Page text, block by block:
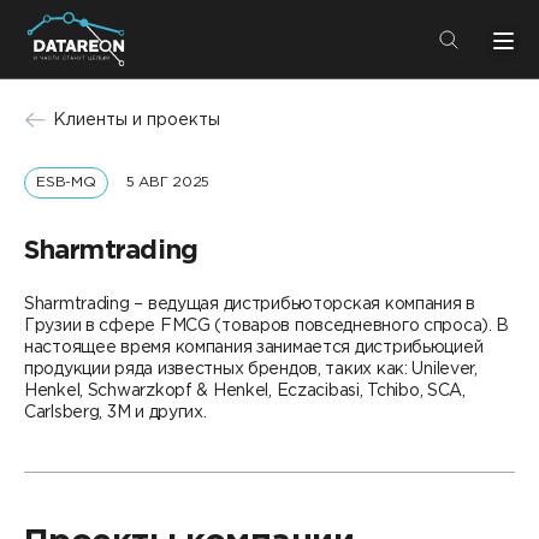
+7 (495) 280-08-01
Услуги
Партнеры
Импортозамещение
Компания
Пресс-центр
Клиенты и проекты
ESB-MQ 5 АВГ 2025
Sharmtrading
Sharmtrading – ведущая дистрибьюторская компания в
Грузии в сфере FMCG (товаров повседневного спроса). В
настоящее время компания занимается дистрибьюцией
продукции ряда известных брендов, таких как: Unilever,
Henkel, Schwarzkopf & Henkel, Eczacibasi, Tchibo, SCA,
Carlsberg, 3M и других.